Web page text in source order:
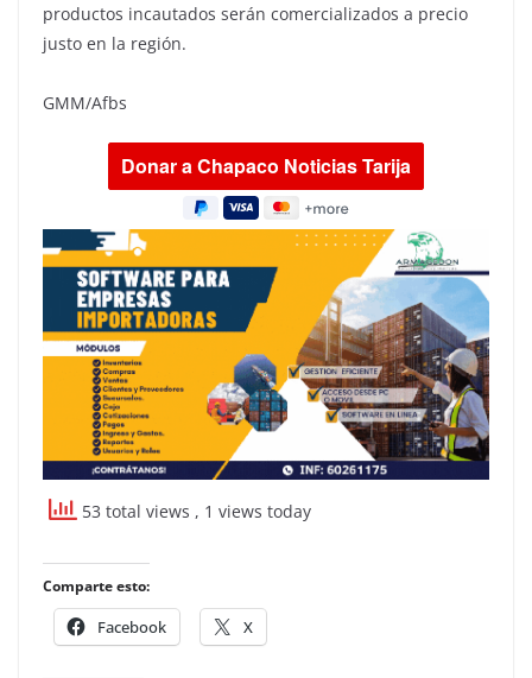
productos incautados serán comercializados a precio
justo en la región.
GMM/Afbs
53 total views , 1 views today
Comparte esto:
Facebook X